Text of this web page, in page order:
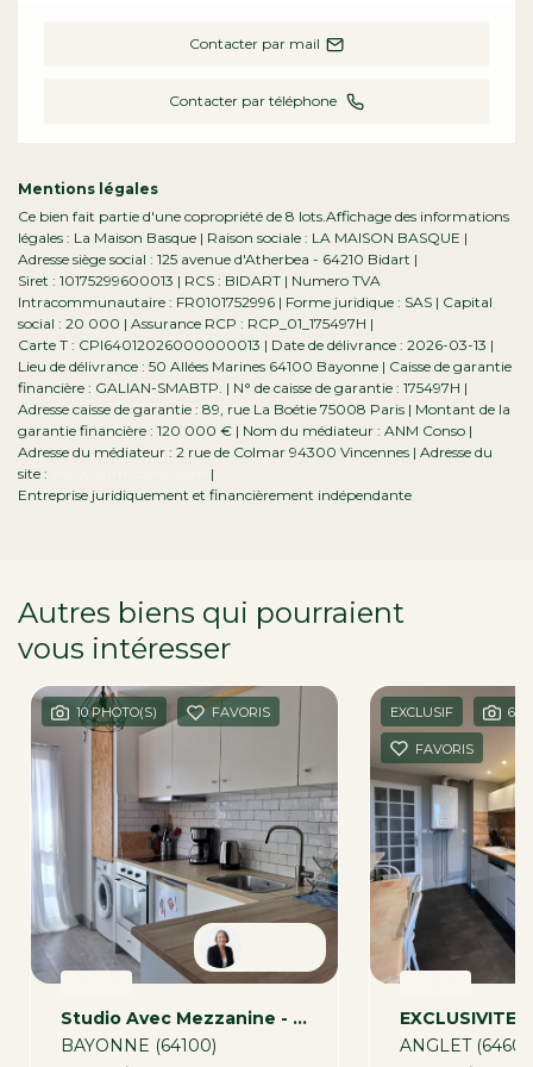
Contacter par mail
Contacter par téléphone
Mentions légales
Ce bien fait partie d'une copropriété de 8 lots.Affichage des informations
légales : La Maison Basque | Raison sociale : LA MAISON BASQUE |
Adresse siège social : 125 avenue d'Atherbea - 64210 Bidart |
Siret : 10175299600013 | RCS : BIDART | Numero TVA
Intracommunautaire : FR0101752996 | Forme juridique : SAS | Capital
social : 20 000 | Assurance RCP : RCP_01_175497H |
Carte T : CPI64012026000000013 | Date de délivrance : 2026-03-13 |
Lieu de délivrance : 50 Allées Marines 64100 Bayonne | Caisse de garantie
financière : GALIAN-SMABTP. | N° de caisse de garantie : 175497H |
Adresse caisse de garantie : 89, rue La Boétie 75008 Paris | Montant de la
garantie financière : 120 000 € | Nom du médiateur : ANM Conso |
Adresse du médiateur : 2 rue de Colmar 94300 Vincennes | Adresse du
site :
|
Entreprise juridiquement et financièrement indépendante
Autres biens qui pourraient
vous intéresser
10 PHOTO(S) FAVORIS
Studio Avec Mezzanine - Bayonne 22.97 M2
BAYONNE (64100)
EXCLUSIF 6
FAVORIS
ANGLET